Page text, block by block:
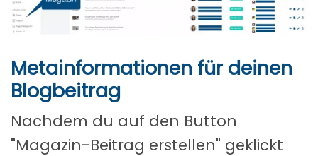
Metainformationen für deinen
Blogbeitrag
Nachdem du auf den Button
"Magazin-Beitrag erstellen" geklickt